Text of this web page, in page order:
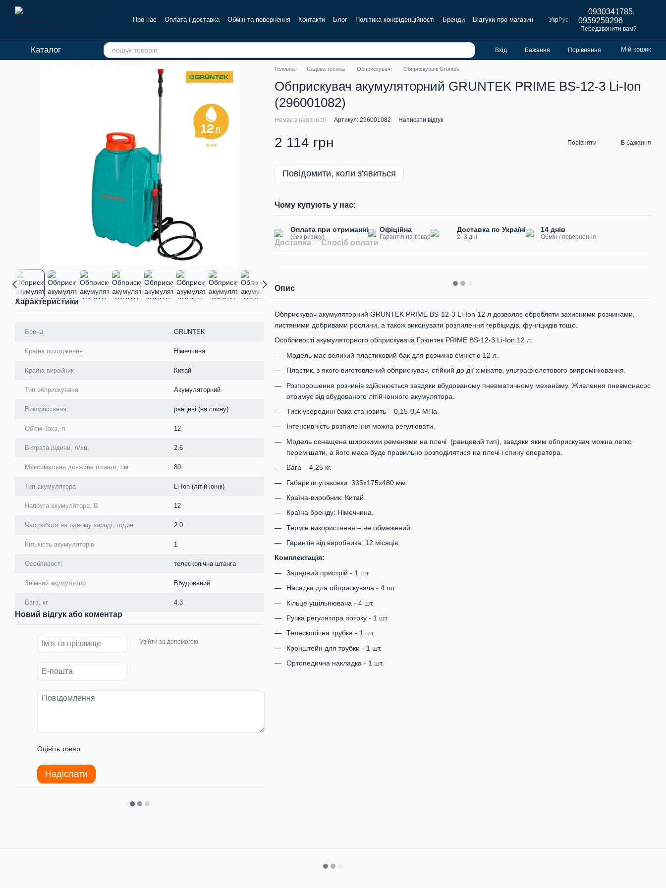
Перейти до основного контенту
Про нас Оплата і доставка Обмін та повернення Контакти Блог Політика конфіденційності Бренди Відгуки про магазин УкрРус
0930341785,
0959259296
Передзвонити вам?
Каталог Вхід Бажання Порівняння Мій кошик
Характеристики
Бренд GRUNTEK
Країна походження Німеччина
Країна виробник Китай
Тип обприскувача Акумуляторний
Використання ранцеві (на спину)
Об'єм бака, л. 12
Витрата рідини, л/хв. 2.6
Максимальна довжина штанги, см. 80
Тип акумулятора Li-Ion (літій-іонні)
Напруга акумулятора, В 12
Час роботи на одному заряді, годин. 2.0
Кількість акумуляторів 1
Особливості телескопічна штанга
Знімний акумулятор Вбудований
Вага, кг 4.3
Новий відгук або коментар
Увійти за допомогою
Оцініть товар
Надіслати
Головна Садова техніка Обприскувачі Обприскувачі Gruntek
Обприскувач акумуляторний GRUNTEK PRIME BS-12-3 Li-Ion
(296001082)
Немає в наявності Артикул: 296001082 Написати відгук
2 114 грн Порівняти В бажання
Повідомити, коли з'явиться
Чому купують у нас:
Оплата при отриманні
(без ризику)
Офіційна
Гарантія на товар
Доставка по Україні
2–3 дні
14 днів
Обмін / повернення
Доставка Спосіб оплати
Опис
Обприскувач акумуляторний GRUNTEK PRIME BS-12-3 Li-Ion 12 л дозволяє обробляти захисними розчинами,
листяними добривами рослини, а також виконувати розпилення гербіцидів, фунгіцидів тощо.
Особливості акумуляторного обприскувача Грюнтек PRIME BS-12-3 Li-Ion 12 л:
Модель має великий пластиковий бак для розчинів ємністю 12 л.
Пластик, з якого виготовлений обприскувач, стійкий до дії хімікатів, ультрафіолетового випромінювання.
Розпорошення розчинів здійснюється завдяки вбудованому пневматичному механізму. Живлення пневмонасос
отримує від вбудованого літій-іонного акумулятора.
Тиск усередині бака становить – 0,15-0,4 МПа.
Інтенсивність розпилення можна регулювати.
Модель оснащена широкими ременями на плечі (ранцевий тип), завдяки яким обприскувач можна легко
переміщати, а його маса буде правильно розподілятися на плечі і спину оператора.
Вага – 4,25 кг.
Габарити упаковки: 335х175х480 мм.
Країна-виробник: Китай.
Країна бренду: Німеччина.
Термін використання – не обмежений.
Гарантія від виробника: 12 місяців.
Комплектація:
Зарядний пристрій - 1 шт.
Насадка для обприскувача - 4 шт.
Кільце ущільнювача - 4 шт.
Ручка регулятора потоку - 1 шт.
Телескопічна трубка - 1 шт.
Кронштейн для трубки - 1 шт.
Ортопедична накладка - 1 шт.